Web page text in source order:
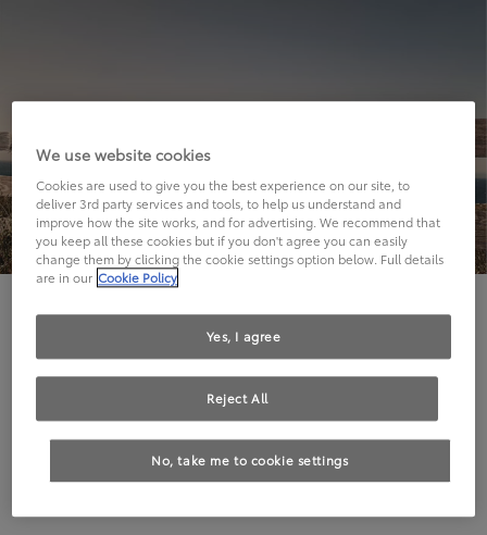
Hier geht's leider nicht weiter.
Die angeforderte Seite kann leider nicht gefunden
werden.
We use website cookies
Cookies are used to give you the best experience on our site, to
deliver 3rd party services and tools, to help us understand and
improve how the site works, and for advertising. We recommend that
you keep all these cookies but if you don't agree you can easily
change them by clicking the cookie settings option below. Full details
are in our Cookie Policy
No, take me to cookie settings
Reject All
Yes, I agree